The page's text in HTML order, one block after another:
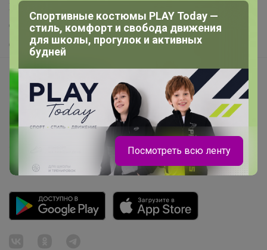
Хиты продаж
Самое желанное
Самое быстрое
Начать зарабатывать с 24-ok
Picabox.ru - Лучшее место для ваших изображений
Розыгрыш - Генератор случайных чисел
Пульс нашего маркетплейса
Спортивные костюмы PLAY Today —
стиль, комфорт и свобода движения
для школы, прогулок и активных
будней
Посмотреть всю ленту